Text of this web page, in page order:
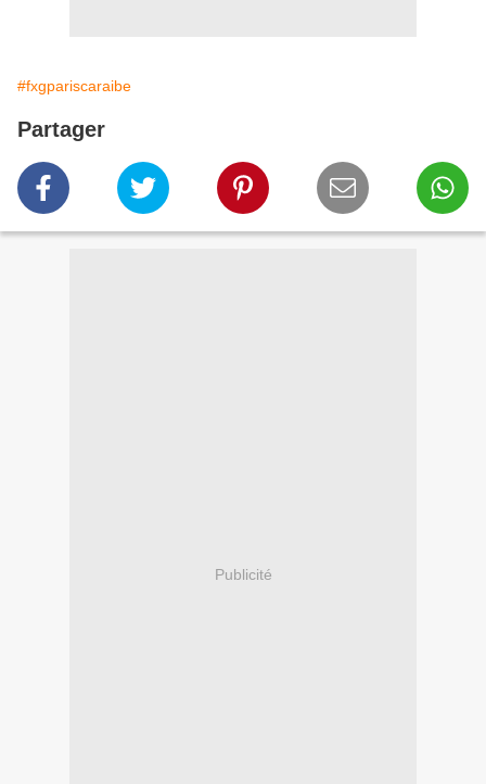
#fxgpariscaraibe
Partager
Publicité